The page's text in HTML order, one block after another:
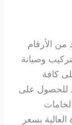
من الأرقام
وصيانة
كافة
للحصول على
بسعر